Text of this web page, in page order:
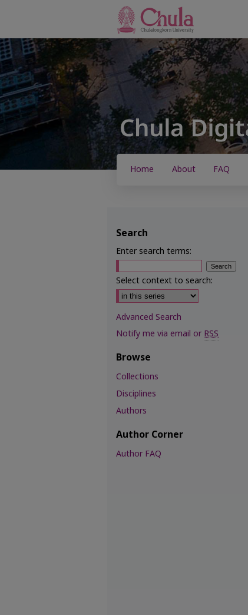
Home About FAQ
Search
Enter search terms:
Select context to search:
Advanced Search
Notify me via email orRSS
Browse
Collections
Disciplines
Authors
Author Corner
Author FAQ